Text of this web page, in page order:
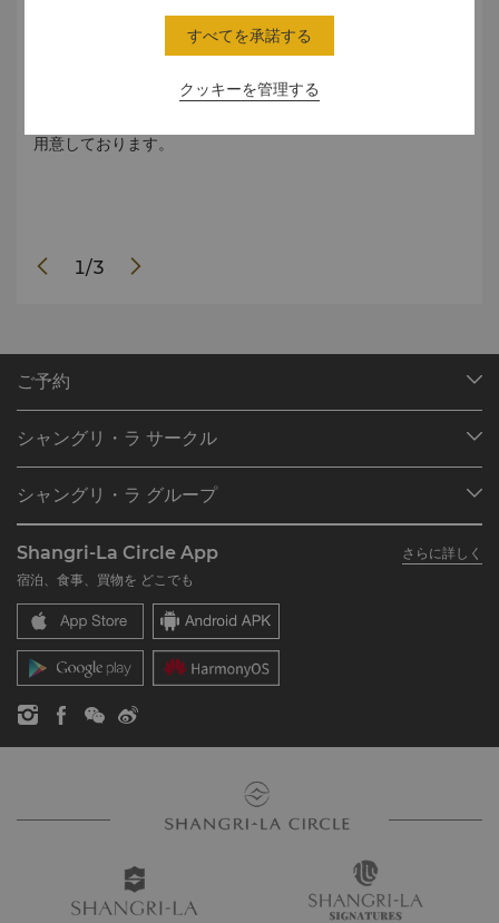
フランスの暮らしの美学を体現する、洗練された朝食です。
ビュッフェに加え、甘味と塩味を織り交ぜた選りすぐりの料
理をテーブルサービスでお楽しみいただけます。温かい料理
からシェフが心を込めて作り上げた極上の逸品まで、優雅で
用意しております。
1/3
ご予約
ご予約の検索
レストラン＆バー
シャングリ・ラ サークル
シャングリ・ラ サークルに入会
よくあるお問合せや質問
SLCに関するお問い合わせ
シャングリ・ラ グループ
シャングリ・ラ ブランド
シャングリ・ラ センター
レジデンス
お問い合わせ
採用情報
企業の社会的責任
ニュース
Shangri-La Circle App
さらに詳しく
宿泊、食事、買物を どこでも
クッキーを管理する
すべてを承諾する